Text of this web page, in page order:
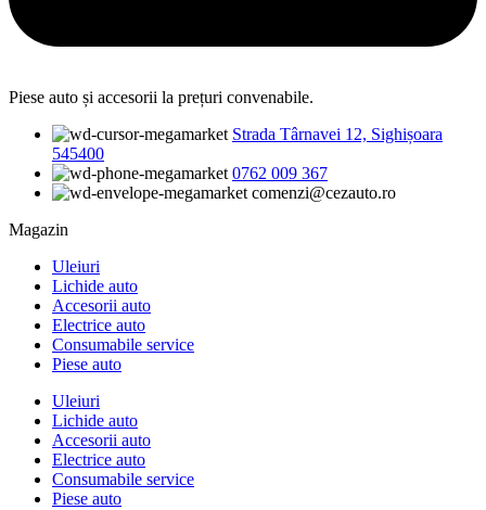
Piese auto și accesorii la prețuri convenabile.
Strada Târnavei 12, Sighișoara
545400
0762 009 367
comenzi@cezauto.ro
Magazin
Uleiuri
Lichide auto
Accesorii auto
Electrice auto
Consumabile service
Piese auto
Uleiuri
Lichide auto
Accesorii auto
Electrice auto
Consumabile service
Piese auto